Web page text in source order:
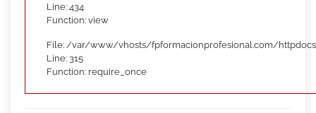
Line: 434
Function: view
File: /var/www/vhosts/fpformacionprofesional.com/
Line: 315
Function: require_once